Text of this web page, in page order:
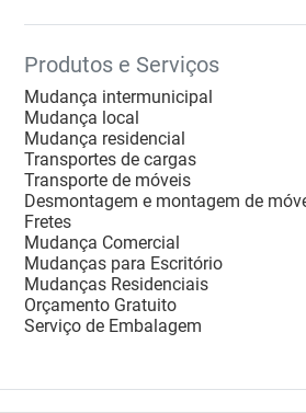
Produtos e Serviços
Mudança intermunicipal
Mudança local
Mudança residencial
Transportes de cargas
Transporte de móveis
Desmontagem e montagem de
Fretes
Mudança Comercial
Mudanças para Escritório
Mudanças Residenciais
Orçamento Gratuito
Serviço de Embalagem